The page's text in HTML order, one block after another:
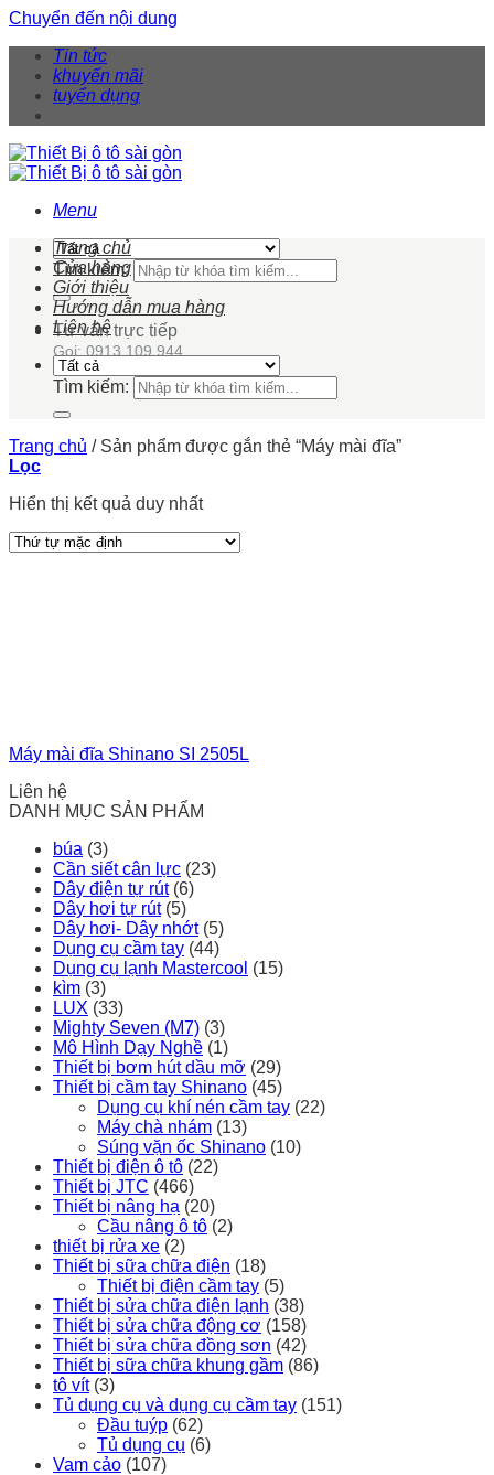
Chuyển đến nội dung
Tin tức
khuyến mãi
tuyển dụng
Menu
Tìm kiếm:
Tư vấn trực tiếp
Gọi: 0913 109 944
Trang chủ
Cửa hàng
Giới thiệu
Hướng dẫn mua hàng
Liên hệ
Tìm kiếm:
Trang chủ /Sản phẩm được gắn thẻ “Máy mài đĩa”
Lọc
Hiển thị kết quả duy nhất
Máy mài đĩa Shinano SI 2505L
Liên hệ
DANH MỤC SẢN PHẨM
búa (3)
Cần siết cân lực (23)
Dây điện tự rút (6)
Dây hơi tự rút (5)
Dây hơi- Dây nhớt (5)
Dụng cụ cầm tay (44)
Dụng cụ lạnh Mastercool (15)
kìm (3)
LUX (33)
Mighty Seven (M7) (3)
Mô Hình Dạy Nghề (1)
Thiết bị bơm hút dầu mỡ (29)
Thiết bị cầm tay Shinano (45)
Dụng cụ khí nén cầm tay (22)
Máy chà nhám (13)
Súng vặn ốc Shinano (10)
Thiết bị điện ô tô (22)
Thiết bị JTC (466)
Thiết bị nâng hạ (20)
Cầu nâng ô tô (2)
thiết bị rửa xe (2)
Thiết bị sữa chữa điện (18)
Thiết bị điện cầm tay (5)
Thiết bị sửa chữa điện lạnh (38)
Thiết bị sửa chữa động cơ (158)
Thiết bị sửa chữa đồng sơn (42)
Thiết bị sữa chữa khung gầm (86)
tô vít (3)
Tủ dụng cụ và dụng cụ cầm tay (151)
Đầu tuýp (62)
Tủ dụng cụ (6)
Vam cảo (107)